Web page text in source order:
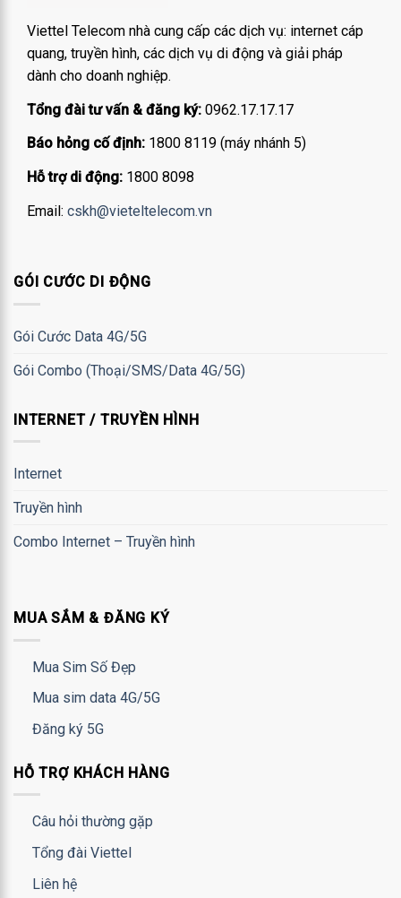
Viettel Telecom nhà cung cấp các dịch vụ: internet cáp
quang, truyền hình, các dịch vụ di động và giải pháp
dành cho doanh nghiệp.
Tổng đài tư vấn & đăng ký: 0962.17.17.17
Báo hỏng cố định: 1800 8119 (máy nhánh 5)
Hỗ trợ di động: 1800 8098
Email: cskh@vieteltelecom.vn
GÓI CƯỚC DI ĐỘNG
Gói Cước Data 4G/5G
Gói Combo (Thoại/SMS/Data 4G/5G)
INTERNET / TRUYỀN HÌNH
Internet
Truyền hình
Combo Internet – Truyền hình
MUA SẮM & ĐĂNG KÝ
Mua Sim Số Đẹp
Mua sim data 4G/5G
Đăng ký 5G
HỖ TRỢ KHÁCH HÀNG
Câu hỏi thường gặp
Tổng đài Viettel
Liên hệ